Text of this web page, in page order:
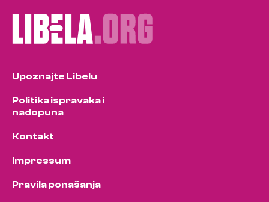
Upoznajte Libelu
Politika ispravaka i
nadopuna
Kontakt
Impressum
Pravila ponašanja